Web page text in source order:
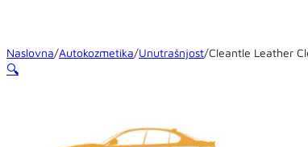
Naslovna/Autokozmetika/Unutrašnjost/Cleantle Leather
🔍